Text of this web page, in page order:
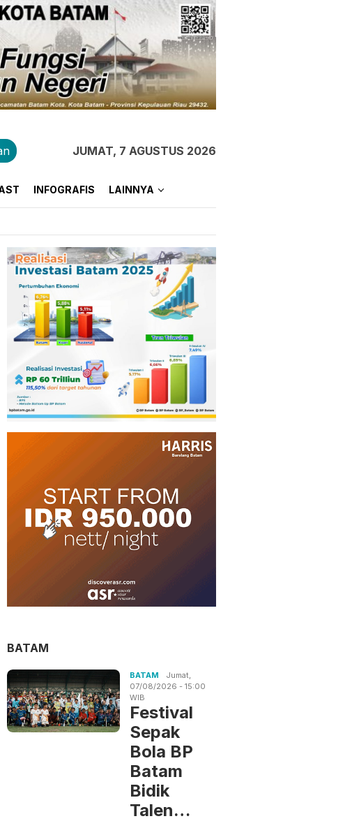
JUMAT, 7 AGUSTUS 2026
INFOGRAFIS LAINNYA
BATAM
BATAM
Jumat,
07/08/2026 - 15:00
WIB
Festival
Sepak
Bola BP
Batam
Bidik
Talen…